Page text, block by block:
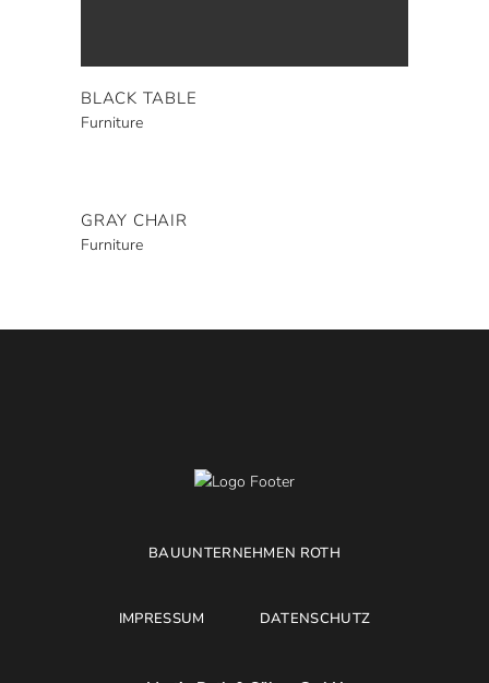
BLACK TABLE
Furniture
GRAY CHAIR
Furniture
BAUUNTERNEHMEN ROTH
IMPRESSUM DATENSCHUTZ